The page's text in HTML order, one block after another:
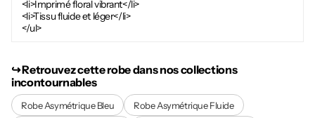
<li>Imprimé floral vibrant</li>
<li>Tissu fluide et léger</li>
</ul>
↪︎ Retrouvez cette robe dans nos collections
incontournables
Robe Asymétrique Bleu
Robe Asymétrique Fluide